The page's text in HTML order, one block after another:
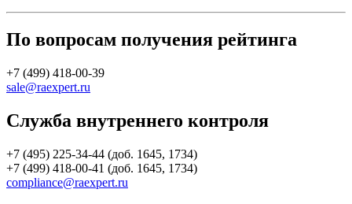
По вопросам получения рейтинга
+7 (499) 418-00-39
sale@raexpert.ru
Служба внутреннего контроля
+7 (495) 225-34-44 (доб. 1645, 1734)
+7 (499) 418-00-41 (доб. 1645, 1734)
compliance@raexpert.ru